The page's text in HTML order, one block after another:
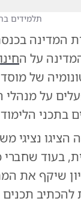
תלמידים
המדינה
על ה
של
על מנהלי
בתכני
הציגו נציגי
בעוד
שיקף את
להכתיב